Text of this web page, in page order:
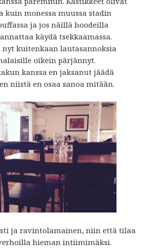
kuin monessa muussa stadin
ja jos näillä hoodeilla
käydä tsekkaamassa.
kuitenkaan lautasannoksia
oikein pärjännyt.
kanssa en jaksanut jäädä
niistä en osaa sanoa mitään.
ja ravintolamainen, niin että tilaa
hieman intiimimäksi.